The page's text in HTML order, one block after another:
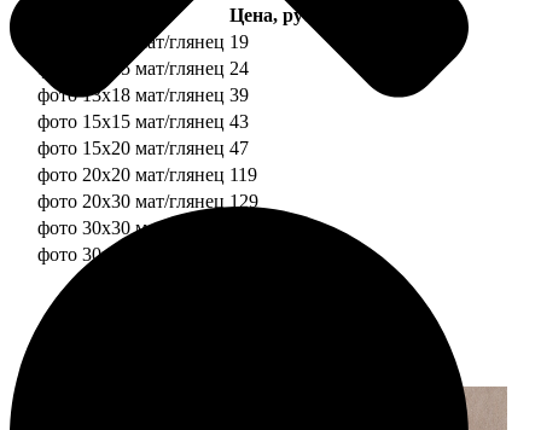
Цена, руб.
фото 10х10 мат/глянец 19
фото 10х15 мат/глянец 24
фото 13х18 мат/глянец 39
фото 15х15 мат/глянец 43
фото 15х20 мат/глянец 47
фото 20х20 мат/глянец 119
фото 20х30 мат/глянец 129
фото 30х30 мат/глянец
фото 30х40 мат/глянец